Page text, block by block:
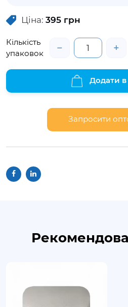
руйнується і при
викликає дискомфорту в
контейнер не має в
її можна придбати окремо.
Ціна: 395 грн
Кількість
упаковок
− +
Додати
Запросити